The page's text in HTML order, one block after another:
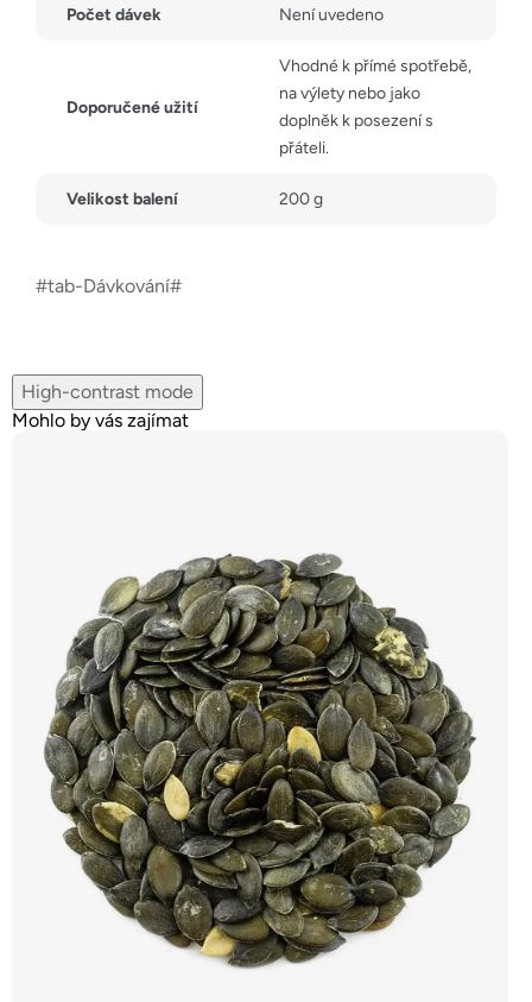
Počet dávek Není uvedeno
Doporučené užití
Vhodné k přímé spotřebě,
na výlety nebo jako
doplněk k posezení s
přáteli.
Velikost balení 200 g
#tab-Dávkování#
High-contrast mode
Mohlo by vás zajímat